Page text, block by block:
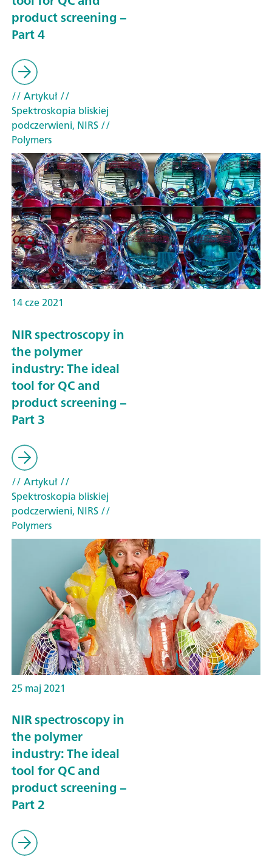
product screening –
Part 4
// Artykuł//
Spektroskopia bliskiej
podczerwieni, NIRS//
Polymers
14 cze 2021
NIR spectroscopy in
the polymer
industry: The ideal
tool for QC and
product screening –
Part 3
// Artykuł//
Spektroskopia bliskiej
podczerwieni, NIRS//
Polymers
25 maj 2021
NIR spectroscopy in
the polymer
industry: The ideal
tool for QC and
product screening –
Part 2